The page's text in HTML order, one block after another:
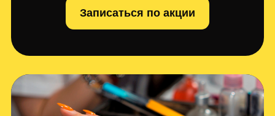
Записаться по акции